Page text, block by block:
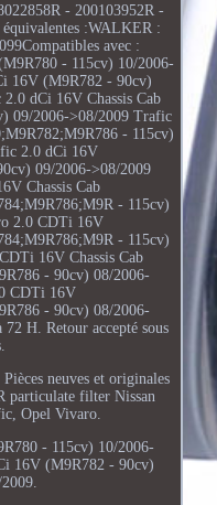
- 200103952R -
équivalentes :WALKER :
avec :
- 115cv) 10/2006-
16V (M9R782 - 90cv)
dCi 16V Chassis Cab
09/2006->08/2009 Trafic
- 115cv)
2.0 dCi 16V
09/2006->08/2009
Chassis Cab
- 115cv)
2.0 CDTi 16V
- 115cv)
16V Chassis Cab
- 90cv) 08/2006-
CDTi 16V
- 90cv) 08/2006-
H. Retour accepté sous
neuves et originales
particulate filter Nissan
Opel Vivaro.
- 115cv) 10/2006-
16V (M9R782 - 90cv)